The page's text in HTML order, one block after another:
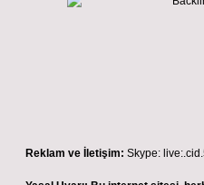
Reklam ve İletişim: Skype: